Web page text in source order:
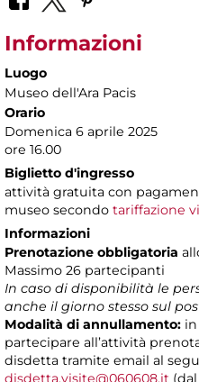
Informazioni
Luogo
Museo dell'Ara Pacis
Orario
Domenica 6 aprile 2025
ore 16.00
Biglietto d'ingresso
attività gratuita con
museo secondo tariffazione
Informazioni
Prenotazione obbligatoria
Massimo 26 partecipanti
In caso di disponibilità le
anche il giorno stesso sul
Modalità di annullamento:
partecipare all’attività
disdetta tramite email al
disdetta.visite@060608.it